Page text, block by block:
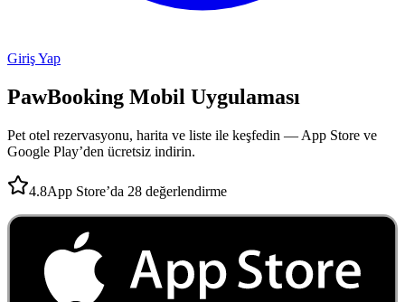
Giriş Yap
PawBooking Mobil Uygulaması
Pet otel rezervasyonu, harita ve liste ile keşfedin — App Store ve
Google Play’den ücretsiz indirin.
4.8App Store’da 28 değerlendirme